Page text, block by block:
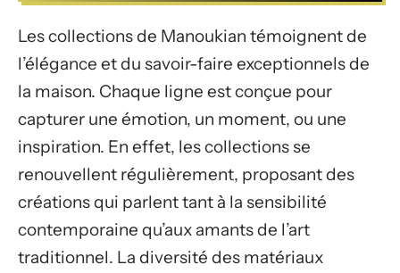
Les collections de Manoukian témoignent de
l’élégance et du savoir-faire exceptionnels de
la maison. Chaque ligne est conçue pour
capturer une émotion, un moment, ou une
inspiration. En effet, les collections se
renouvellent régulièrement, proposant des
créations qui parlent tant à la sensibilité
contemporaine qu’aux amants de l’art
traditionnel. La diversité des matériaux